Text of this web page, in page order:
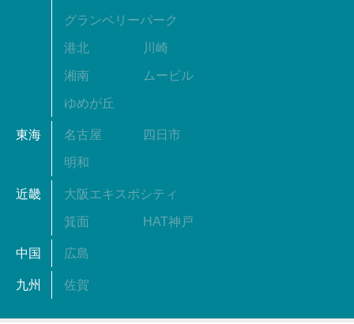
グランベリーパーク
港北 川崎
湘南 ムービル
ゆめが丘
東海 名古屋 四日市
明和
近畿 大阪エキスポシティ
箕面 HAT神戸
中国 広島
九州 佐賀